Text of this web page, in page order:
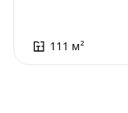
111 м²